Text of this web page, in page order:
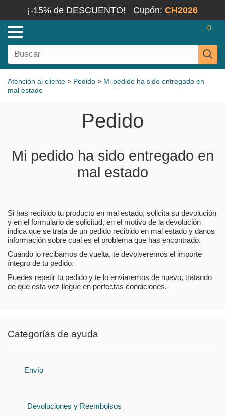
¡-15% de DESCUENTO! Cupón: CH2026
0
Atención al cliente > Pedido > Mi pedido ha sido entregado en
mal estado
Pedido
Mi pedido ha sido entregado en
mal estado
Si has recibido tu producto en mal estado, solicita su devolución
y en el formulario de solicitud, en el motivo de la devolución
indica que se trata de un pedido recibido en mal estado y danos
información sobre cual es el problema que has encontrado.
Cuando lo recibamos de vuelta, te devolveremos el importe
íntegro de tu pedido.
Puedes repetir tu pedido y te lo enviaremos de nuevo, tratando
de que esta vez llegue en perfectas condiciones.
Categorías de ayuda
Envío
Devoluciones y Reembolsos